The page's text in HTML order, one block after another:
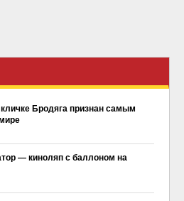
Бродяга признан самым
— киноляп с баллоном на